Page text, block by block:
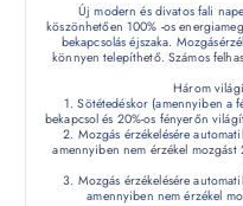
Új modern és divatos fali
köszönhetően 100% -os
bekapcsolás éjszaka.
könnyen telepíthető. Számos
Három
1. Sötétedéskor (amennyiben a
bekapcsol és 20%-os fényerőn
2. Mozgás érzékelésére
amennyiben nem érzékel
3. Mozgás érzékelésére
amennyiben nem érzékel